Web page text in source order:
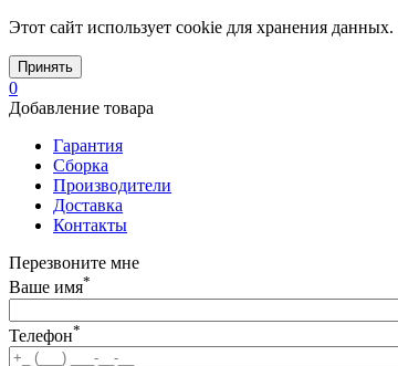
Этот сайт использует cookie для хранения
Принять
0
Добавление товара
Гарантия
Сборка
Производители
Доставка
Контакты
Перезвоните мне
Ваше имя*
Телефон*